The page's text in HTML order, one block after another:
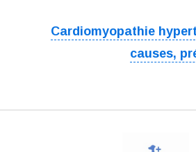
Cardiomyopathie
causes,